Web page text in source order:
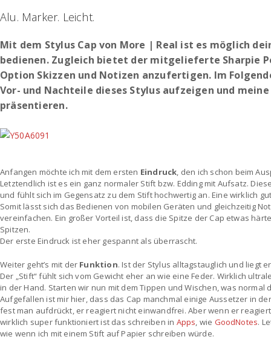
Alu. Marker. Leicht.
Mit dem Stylus Cap von More | Real ist es möglich
bedienen. Zugleich bietet der mitgelieferte Sharpie
Option Skizzen und Notizen anzufertigen. Im
Vor- und Nachteile dieses Stylus aufzeigen und
präsentieren.
Anfangen möchte ich mit dem ersten Eindruck, den ich schon beim
Letztendlich ist es ein ganz normaler Stift bzw. Edding mit Aufsatz.
und fühlt sich im Gegensatz zu dem Stift hochwertig an. Eine wirklich
Somit lässt sich das Bedienen von mobilen Geräten und gleichzeitig
vereinfachen. Ein großer Vorteil ist, dass die Spitze der Cap etwas
Spitzen.
Der erste Eindruck ist eher gespannt als überrascht.
Weiter geht’s mit der Funktion. Ist der Stylus alltagstauglich und liegt
Der „Stift“ fühlt sich vom Gewicht eher an wie eine Feder. Wirklich
in der Hand. Starten wir nun mit dem Tippen und Wischen, was normal
Aufgefallen ist mir hier, dass das Cap manchmal einige Aussetzer in
fest man aufdrückt, er reagiert nicht einwandfrei. Aber wenn er
wirklich super funktioniert ist das schreiben in Apps, wie GoodNotes.
wie wenn ich mit einem Stift auf Papier schreiben würde.